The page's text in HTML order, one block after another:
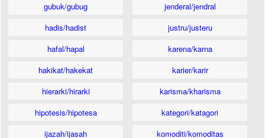
gubuk/gubug
hadis/hadist
hafal/hapal
hakikat/hakekat
hierarki/hirarki
hipotesis/hipotesa
ijazah/ijasah
jenderal/jendral
justru/justeru
karena/karna
karier/karir
karisma/kharisma
kategori/katagori
komoditi/komoditas